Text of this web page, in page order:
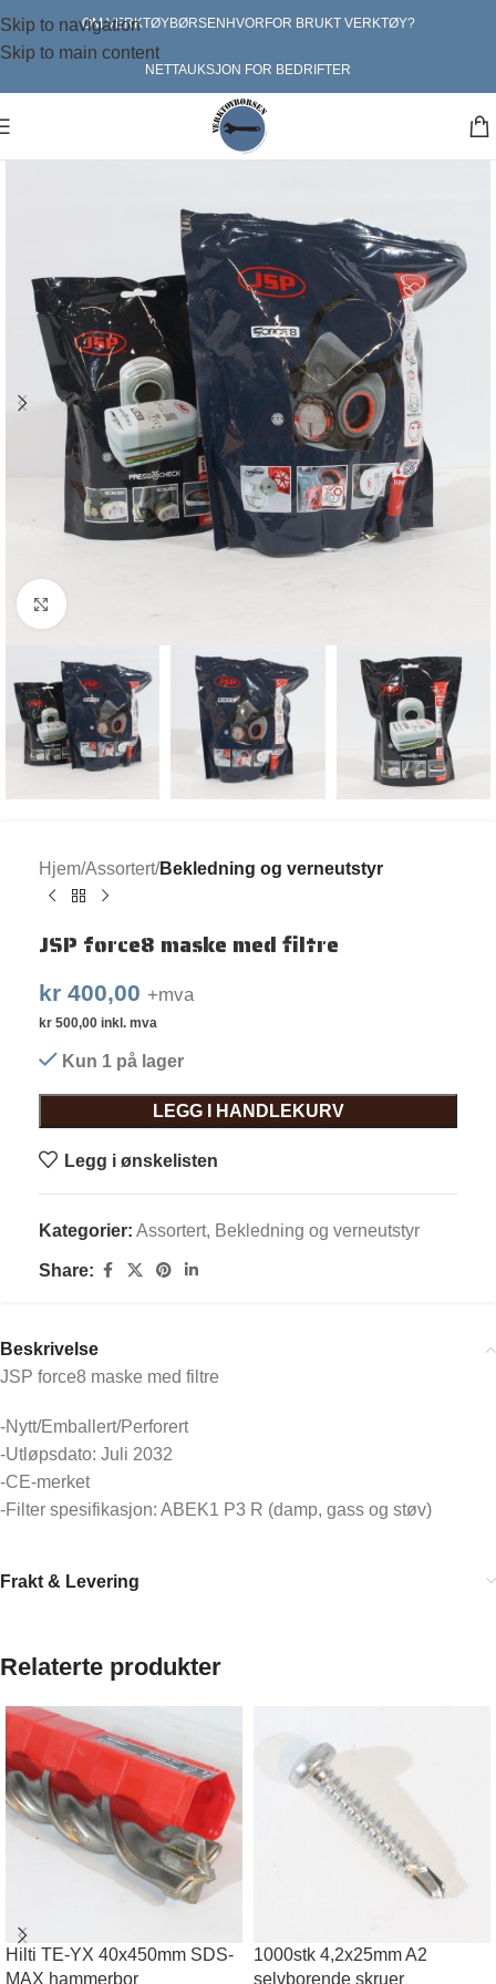
Skip to navigation
Skip to main content
OM VERKTØYBØRSEN HVORFOR BRUKT VERKTØY?
NETTAUKSJON FOR BEDRIFTER
Klikk for større bilde
Hjem Assortert Bekledning og verneutstyr
JSP force8 maske med filtre
kr 400,00 +mva
kr 500,00 inkl. mva
Kun 1 på lager
LEGG I HANDLEKURV
Legg i ønskelisten
Kategorier: Assortert, Bekledning og verneutstyr
Share:
Beskrivelse
JSP force8 maske med filtre
-Nytt/Emballert/Perforert
-Utløpsdato: Juli 2032
-CE-merket
-Filter spesifikasjon: ABEK1 P3 R (damp, gass og støv)
Frakt & Levering
Relaterte produkter
Hilti TE-YX 40x450mm SDS-
MAX hammerbor
1000stk 4,2x25mm A2
selvborende skruer